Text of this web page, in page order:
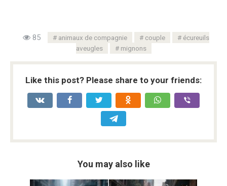
85 animaux de compagnie couple
écureuils
aveugles
mignons
Like this post? Please share to your friends:
You may also like